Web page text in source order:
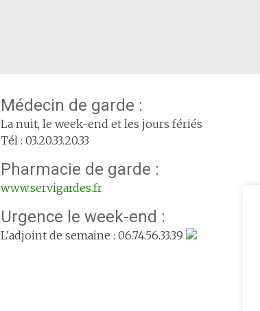
Médecin de garde :
La nuit, le week-end et les jours fériés
Tél : 03.20.33.20.33
Pharmacie de garde :
www.servigardes.fr
Urgence le week-end :
L'adjoint de semaine : 06.74.56.33.39